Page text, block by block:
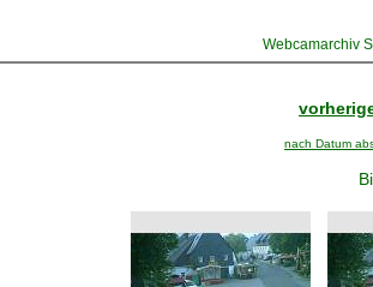
Webcamarchiv
nach Datum